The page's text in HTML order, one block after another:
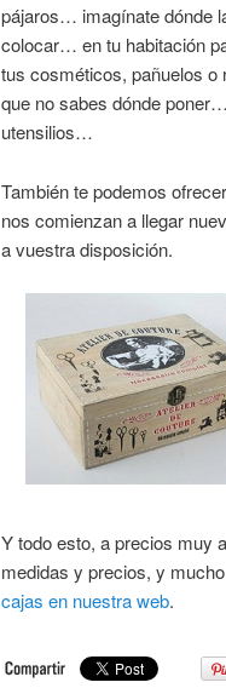
pájaros… imagínate dónde
colocar… en tu habitación
tus cosméticos, pañuelos o
que no sabes dónde
utensilios…
También te podemos
nos comienzan a llegar
a vuestra disposición.
Y todo esto, a precios muy
medidas y precios, y
cajas en nuestra web.